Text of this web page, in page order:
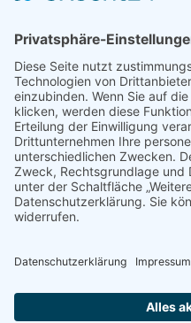
AGs
Profilklassen 5/6
Formulare & Downloads
Nelson-Wegweiser
WebUntis / Sdui
Grünes Klassenzimmer
Kreativklasse
Sportklasse
Profilklassen 7-10
Chronik
News